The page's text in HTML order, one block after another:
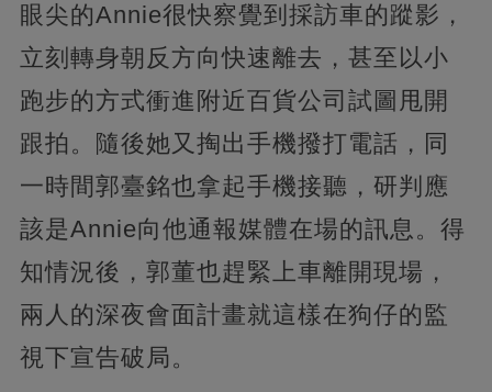
眼尖的Annie很快察覺到採訪車的蹤影，
立刻轉身朝反方向快速離去，甚至以小
跑步的方式衝進附近百貨公司試圖甩開
跟拍。隨後她又掏出手機撥打電話，同
一時間郭臺銘也拿起手機接聽，研判應
該是Annie向他通報媒體在場的訊息。得
知情況後，郭董也趕緊上車離開現場，
兩人的深夜會面計畫就這樣在狗仔的監
視下宣告破局。